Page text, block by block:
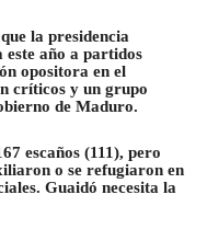
la presidencia
año a partidos
opositora en el
críticos y un grupo
de Maduro.
escaños (111), pero
o se refugiaron en
Guaidó necesita la